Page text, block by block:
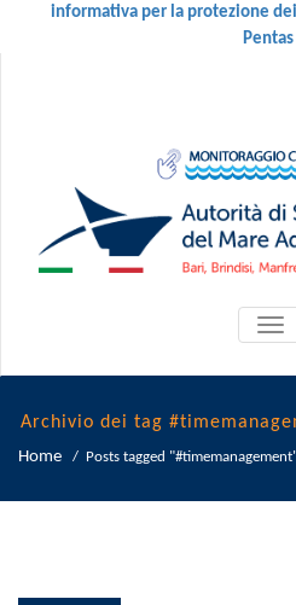
informativa per la protezione
Archivio dei tag
Home / Posts tagged